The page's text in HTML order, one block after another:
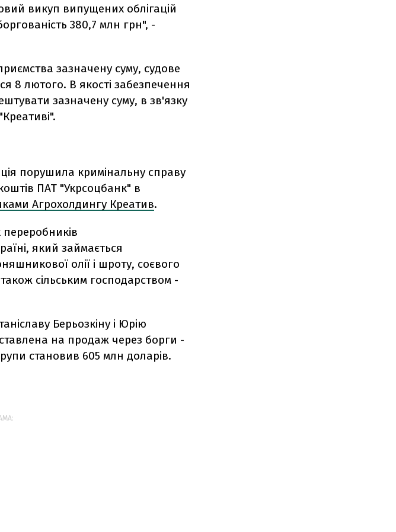
викуп випущених облігацій
380,7 млн грн", -
зазначену суму, судове
8 лютого. В якості забезпечення
зазначену суму, в зв'язку
порушила кримінальну справу
ПАТ "Укрсоцбанк" в
Агрохолдингу Креатив.
який займається
олії і шроту, соєвого
сільським господарством -
Берьозкіну і Юрію
на продаж через борги -
становив 605 млн доларів.